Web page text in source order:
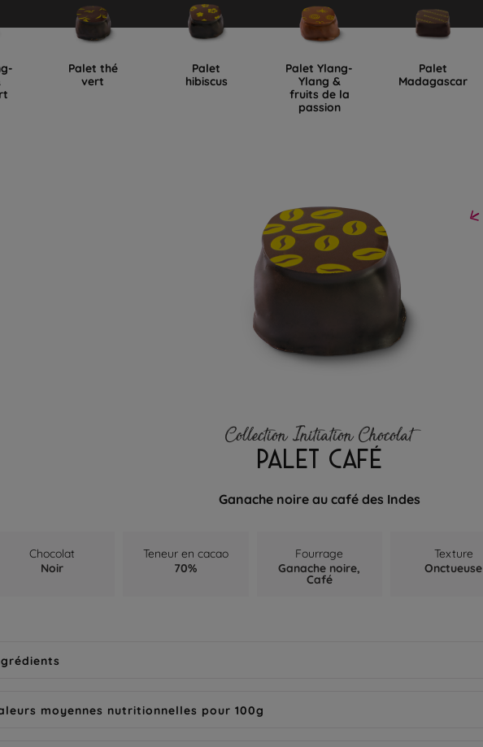
Palet thé
vert
Palet
hibiscus
Palet Ylang-
Ylang &
fruits de la
passion
Palet
Madagascar
Collection Initiation Chocolat
PALET CAFÉ
Ganache noire au café des Indes
Chocolat
Noir
Teneur en cacao
70%
Fourrage
Ganache noire,
Café
Texture
Onctueuse
moyennes nutritionnelles pour 100g